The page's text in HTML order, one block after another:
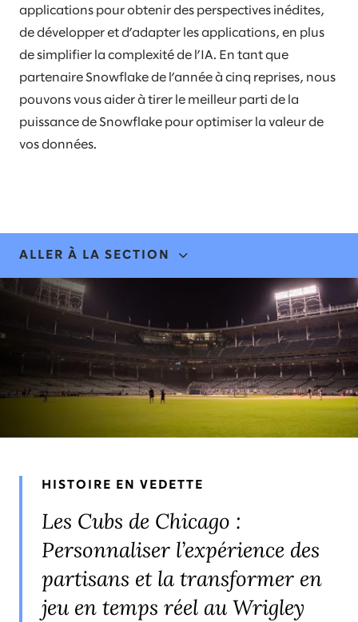
applications pour obtenir des perspectives inédites,
de développer et d’adapter les applications, en plus
de simplifier la complexité de l’IA. En tant que
partenaire Snowflake de l’année à cinq reprises, nous
pouvons vous aider à tirer le meilleur parti de la
puissance de Snowflake pour optimiser la valeur de
vos données.
ALLER À LA SECTION
EXPERTISES ET SOLUTIONS
HISTOIRES ET PERSPECTIVES
DIRIGEANTS
HISTOIRE EN VEDETTE
Les Cubs de Chicago :
Personnaliser l’expérience des
partisans et la transformer en
jeu en temps réel au Wrigley